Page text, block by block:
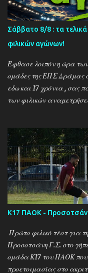
Σάββατο 8/8 : τα
φιλικών αγώνων!
Έφθασε λοιπόν η ώρα
ομάδες της ΕΠΣ Δράμας
εδω και 17 χρόνια , σας
των φιλικών
Ξηροποτάμος -
Μαυρόβατος -
(7/8)
--------- Ν. Αμισος -
Κ17 ΠΑΟΚ -
Πρώτο φιλικό τέστ για
Προσοτσάνη Γ.Σ. στο
ομάδα Κ17 του ΠΑΟΚ που
προετοιμασίας στο